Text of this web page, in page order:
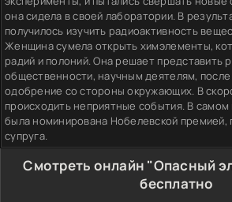
она сидела в своей лаборатории. В
получилось изучить радиоактивность
Женщина сумела открыть химэлементы,
радий и полоний. Она решает представить
общественности, научным деятелям, после
одобрение со стороны окружающих. В
происходить неприятные события. В
была номинирована Нобелевской премией,
супруга.
Смотреть онлайн "Опасный
бесплатно